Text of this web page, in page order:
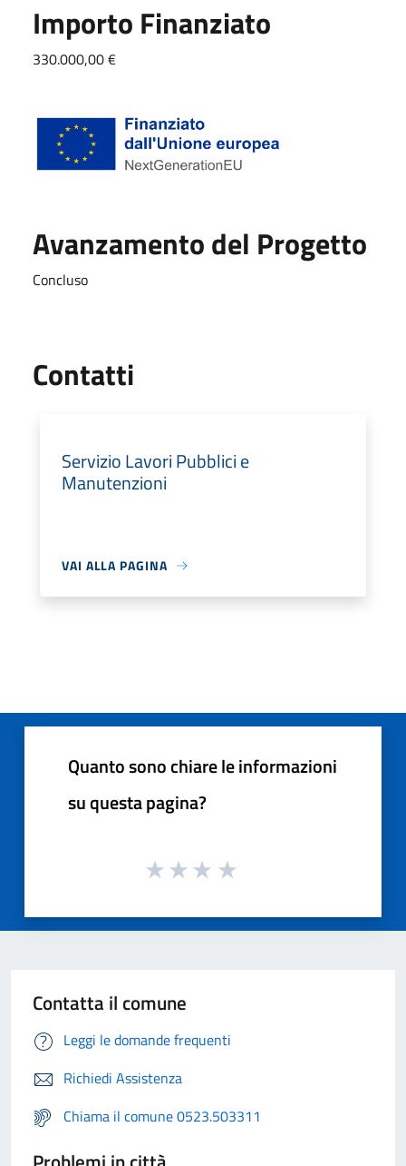
Importo Finanziato
330.000,00 €
Avanzamento del Progetto
Concluso
Contatti
Servizio Lavori Pubblici e
Manutenzioni
VAI ALLA PAGINA
Quanto sono chiare le informazioni
su questa pagina?
Contatta il comune
Leggi le domande frequenti
Richiedi Assistenza
Chiama il comune 0523.503311